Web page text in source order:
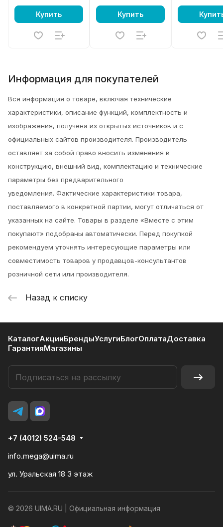
Купить Купить
Информация для покупателей
Вся информация о товаре, включая технические
характеристики, описание функций, комплектность и
изображения, получена из открытых источников и с
официальных сайтов производителя. Производитель
оставляет за собой право вносить изменения в
конструкцию, внешний вид, комплектацию и технические
параметры без предварительного
уведомления. Фактические характеристики товара,
поставляемого в конкретной партии, могут отличаться от
указанных на сайте. Товары в разделе «Вместе с этим
покупают» подобраны автоматически. Перед покупкой
рекомендуем уточнять интересующие параметры или
совместимость товаров у продавцов-консультантов
розничной сети или производителя.
Назад к списку
КаталогАкцииБрендыУслугиБлогОплатаДоставка
ГарантияМагазины
+7 (4012) 524-548
info.mega@uima.ru
ул. Уральская 18 3 этаж
© 2026 UIMA.RU | Официальная информация